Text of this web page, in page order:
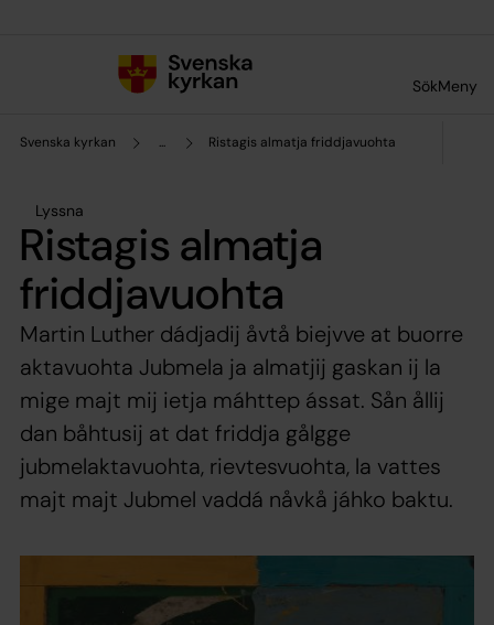
SökMeny
Svenska kyrkan ... Ristagis almatja friddjavuohta
Lyssna
Ristagis almatja
friddjavuohta
Martin Luther dádjadij åvtå biejvve at buorre
aktavuohta Jubmela ja almatjij gaskan ij la
mige majt mij ietja máhttep ássat. Sån ållij
dan båhtusij at dat friddja gålgge
jubmelaktavuohta, rievtesvuohta, la vattes
majt majt Jubmel vaddá nåvkå jáhko baktu.